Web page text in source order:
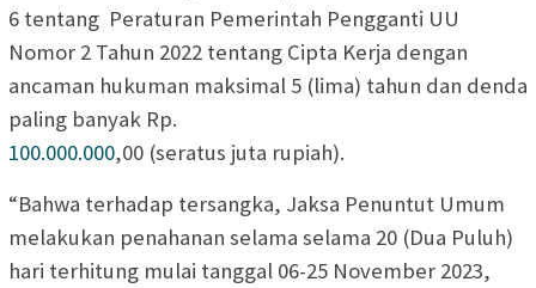
6 tentang Peraturan Pemerintah Pengganti UU
Nomor 2 Tahun 2022 tentang Cipta Kerja dengan
ancaman hukuman maksimal 5 (lima) tahun dan denda
paling banyak Rp.
100.000.000,00 (seratus juta rupiah).
“Bahwa terhadap tersangka, Jaksa Penuntut Umum
melakukan penahanan selama selama 20 (Dua Puluh)
hari terhitung mulai tanggal 06-25 November 2023,